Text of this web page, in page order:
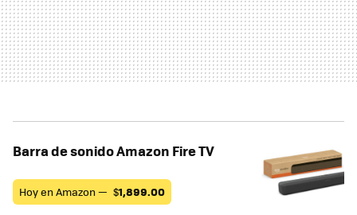
Barra de sonido Amazon Fire TV
Hoy en Amazon — $1,899.00